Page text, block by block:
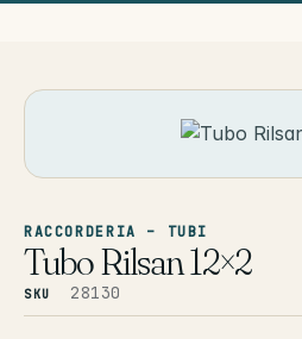
RACCORDERIA – TUBI
Tubo Rilsan 12×2
SKU 28130